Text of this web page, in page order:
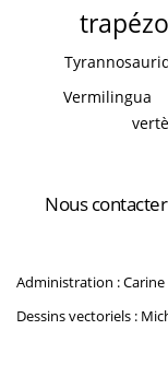
Vermilingua
Nous contacter
Administration :
Dessins vectoriels :